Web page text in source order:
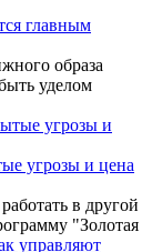
главным
образа
уделом
угрозы и цена
в другой
"Золотая